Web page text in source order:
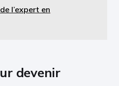
l’expert en
devenir